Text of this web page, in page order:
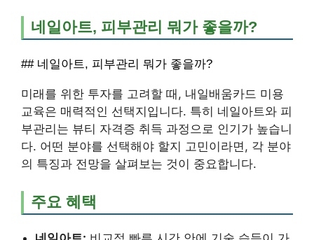
네일아트, 피부관리 뭐가 좋을까?
## 네일아트, 피부관리 뭐가 좋을까?
미래를 위한 투자를 고려할 때, 내일배움카드 미용
교육은 매력적인 선택지입니다. 특히 네일아트와 피
부관리는 뷰티 자격증 취득 과정으로 인기가 높습니
다. 어떤 분야를 선택해야 할지 고민이라면, 각 분야
의 특징과 전망을 살펴보는 것이 중요합니다.
주요 혜택